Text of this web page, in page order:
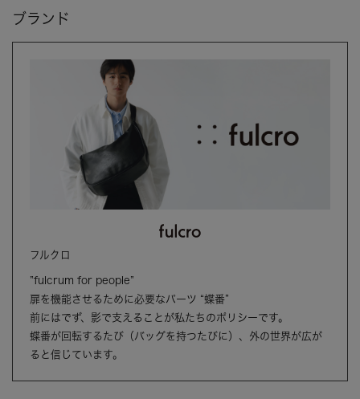
ブランド
フルクロ
”fulcrum for people”
扉を機能させるために必要なパーツ “蝶番”
前にはでず、影で支えることが私たちのポリシーです。
蝶番が回転するたび（バッグを持つたびに）、外の世界が広が
ると信じています。